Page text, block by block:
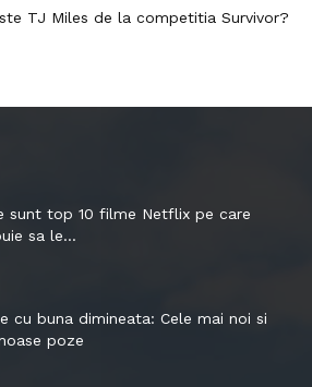
TJ Miles de la competitia Survivor?
sunt top 10 filme Netflix pe care
sa le...
cu buna dimineata: Cele mai noi si
poze